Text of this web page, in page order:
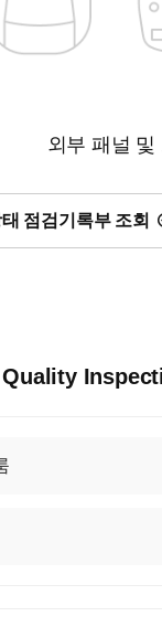
외부 패널
점검기록부 조회